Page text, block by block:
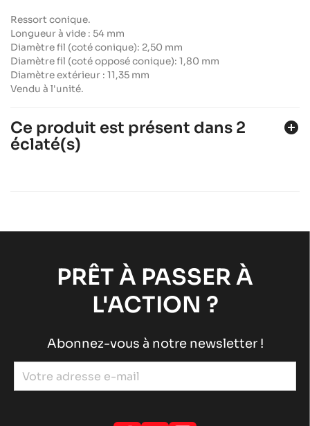
Ressort conique.
Longueur à vide : 54 mm
Diamètre fil (coté conique): 2,50 mm
Diamètre fil (coté opposé conique): 1,80 mm
Diamètre extérieur : 11,35 mm
Vendu à l'unité.
Ce produit est présent dans 2
éclaté(s)
add_circle
PRÊT À PASSER À
L'ACTION ?
Abonnez-vous à notre newsletter !